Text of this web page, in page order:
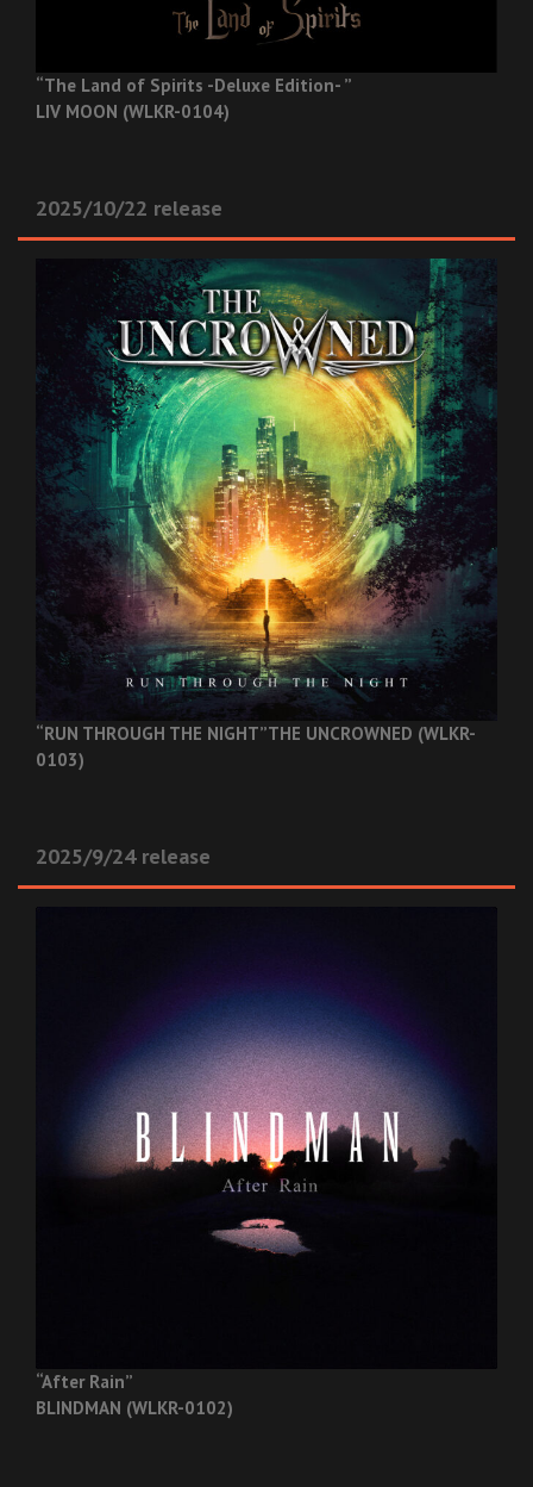
“The Land of Spirits -Deluxe Edition- ”
LIV MOON (WLKR-0104)
2025/10/22 release
“RUN THROUGH THE NIGHT”THE UNCROWNED (WLKR-
0103)
2025/9/24 release
“After Rain”
BLINDMAN (WLKR-0102)